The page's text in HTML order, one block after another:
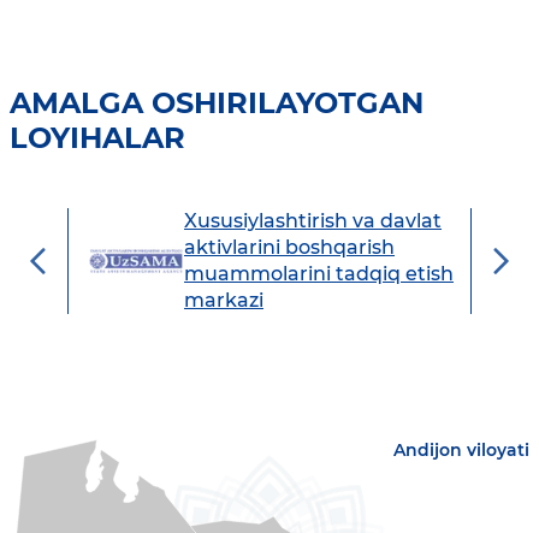
AMALGA OSHIRILAYOTGAN
LOYIHALAR
Xususiylashtirish va davlat
aktivlarini boshqarish
muammolarini tadqiq etish
markazi
Andijon viloyati